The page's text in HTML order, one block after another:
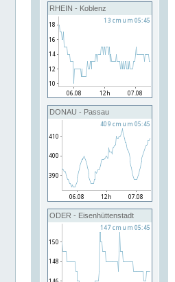
RHEIN - Koblenz
DONAU - Passau
ODER - Eisenhüttenstadt